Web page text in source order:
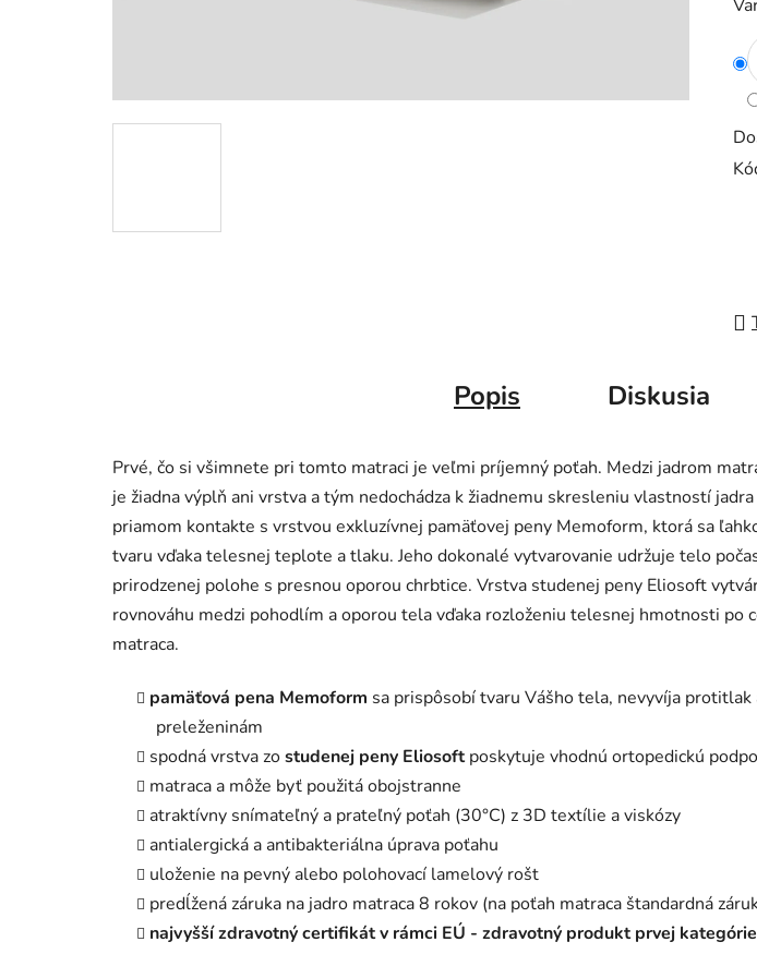
Popis Diskusia
Prvé, čo si všimnete pri tomto matraci je veľmi príjemný poťah. Medzi jadrom
je žiadna výplň ani vrstva a tým nedochádza k žiadnemu skresleniu vlastností
priamom kontakte s vrstvou exkluzívnej pamäťovej peny Memoform, ktorá sa
tvaru vďaka telesnej teplote a tlaku. Jeho dokonalé vytvarovanie udržuje telo
prirodzenej polohe s presnou oporou chrbtice. Vrstva studenej peny Eliosoft
rovnováhu medzi pohodlím a oporou tela vďaka rozloženiu telesnej hmotnosti po
matraca.
pamäťová pena Memoform sa prispôsobí tvaru Vášho tela, nevyvíja
preleženinám
spodná vrstva zostudenej peny Eliosoftposkytuje vhodnú ortopedickú
matraca a môže byť použitá obojstranne
atraktívny snímateľný a prateľný poťah (30°C) z 3D textílie a viskózy
antialergická a antibakteriálna úprava poťahu
uloženie na pevný alebo polohovací lamelový rošt
predĺžená záruka na jadro matraca 8 rokov (na poťah matraca štandardná
najvyšší zdravotný certifikát v rámci EÚ - zdravotný produkt prvej kategórie